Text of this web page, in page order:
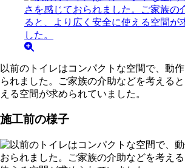
以前のトイレはコンパクトな空間で、動
られました。ご家族の介助などを考える
える空間が求められていました。
施工前の様子